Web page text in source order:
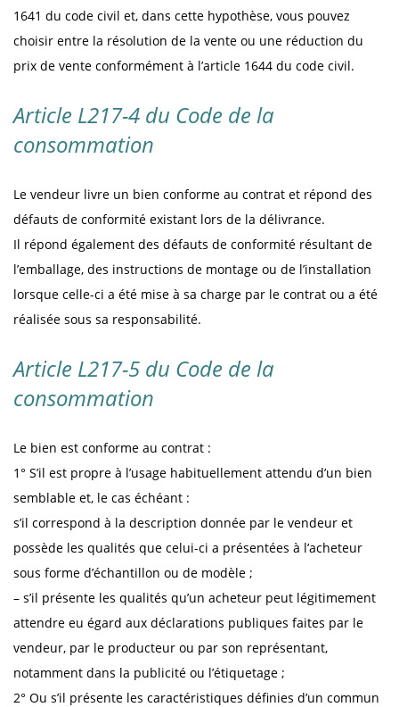
1641 du code civil et, dans cette hypothèse, vous pouvez
choisir entre la résolution de la vente ou une réduction du
prix de vente conformément à l’article 1644 du code civil.
Article L217-4 du Code de la
consommation
Le vendeur livre un bien conforme au contrat et répond des
défauts de conformité existant lors de la délivrance.
Il répond également des défauts de conformité résultant de
l’emballage, des instructions de montage ou de l’installation
lorsque celle-ci a été mise à sa charge par le contrat ou a été
réalisée sous sa responsabilité.
Article L217-5 du Code de la
consommation
Le bien est conforme au contrat :
1° S’il est propre à l’usage habituellement attendu d’un bien
semblable et, le cas échéant :
s’il correspond à la description donnée par le vendeur et
possède les qualités que celui-ci a présentées à l’acheteur
sous forme d’échantillon ou de modèle ;
– s’il présente les qualités qu’un acheteur peut légitimement
attendre eu égard aux déclarations publiques faites par le
vendeur, par le producteur ou par son représentant,
notamment dans la publicité ou l’étiquetage ;
2° Ou s’il présente les caractéristiques définies d’un commun